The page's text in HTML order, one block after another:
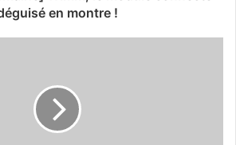
en montre !